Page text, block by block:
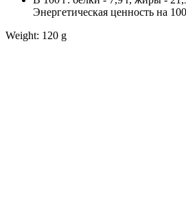
Энергетическая ценность на
Weight: 120 g